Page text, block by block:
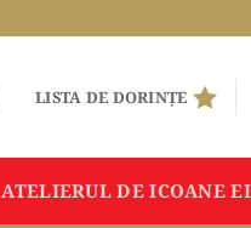
LISTA DE DORINȚE
ATELIERUL DE ICOANE